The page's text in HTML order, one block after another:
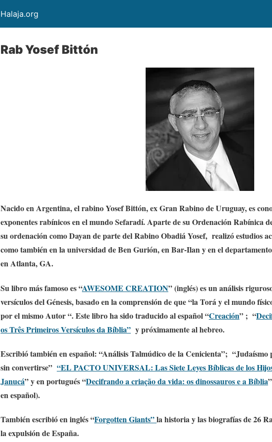
Halaja.org
Rab Yosef Bittón
Nacido en Argentina, el rabino Yosef Bittón, ex Gran Rabino de Uruguay, es
exponentes rabínicos en el mundo Sefaradí. Aparte de su Ordenación Rabínica
su ordenación como Dayan de parte del Rabino Obadiá Yosef, realizó estudios
como también en la universidad de Ben Gurión, en Bar-Ilan y en el
en Atlanta, GA.
Su libro más famoso es “AWESOME CREATION” (inglés) es un análisis
versículos del Génesis, basado en la comprensión de que “la Torá y el mundo
por el mismo Autor “. Este libro ha sido traducido al español “Creación” ; “
os Três Primeiros Versículos da Bíblia” y próximamente al hebreo.
Escribió también en español: “Análisis Talmúdico de la Cenicienta”;
sin convertirse” “EL PACTO UNIVERSAL: Las Siete Leyes Bíblicas de los
Janucá” y en portugués “Decifrando a criação da vida: os dinossauros e a Bíblia
en español).
También escribió en inglés “Forgotten Giants”la historia y las biografías de 26
la expulsión de España.